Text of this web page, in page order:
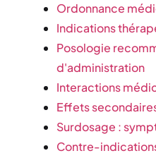
Ordonnance
Indications
Posologie
d'administration
Interactions
Effets
Surdosage :
Contre-